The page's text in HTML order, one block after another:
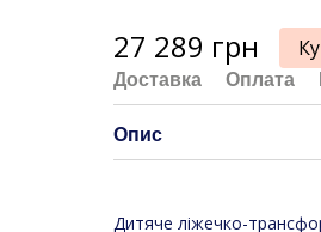
27 289 грн
Доставка Оплата
Опис
Дитяче ліжечко-